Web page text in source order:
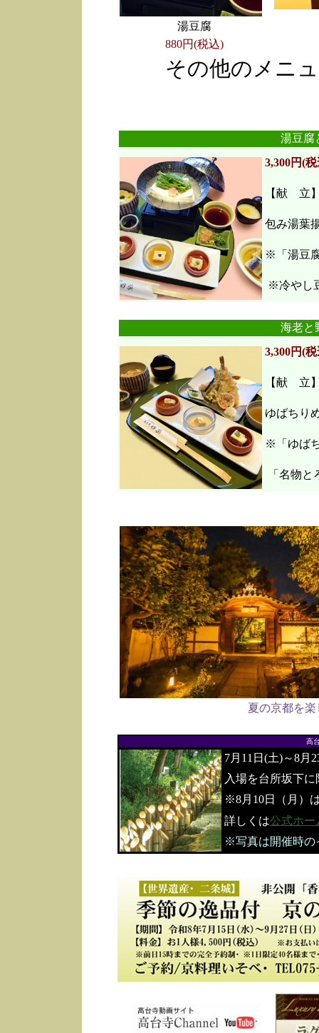
湯豆腐
880円(税込)
その他のメニ
湯豆腐
3,300円(
【献 立
包み湯葉
※「湯豆
※冷やし
海老
3,300円(
【献 立
ゆばちり
※「ゆば
「名物と
夏の京都を
高
7月11日(土)～8月
入場を台所坂下
※8月10日（月）
詳しくは公式ホー
※写真は開催時の